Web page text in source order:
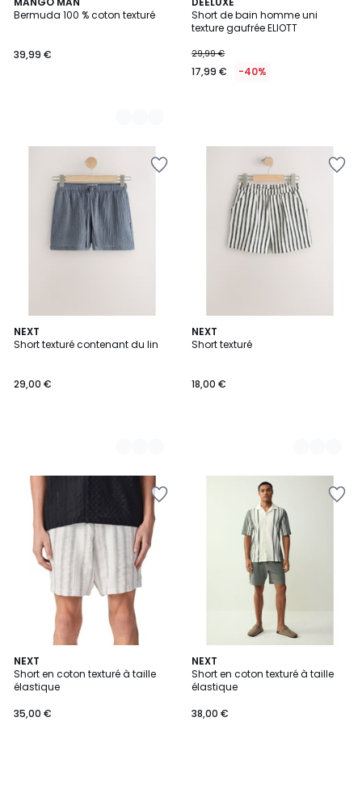
Bermuda 100 % coton texturé
39,99 €
2
Couleurs
Short de bain homme uni
texture gaufrée ELIOTT
29,99 €
17,99 € -40%
NEXT
Short texturé contenant du lin
29,00 €
2
Couleurs
NEXT
Short texturé
18,00 €
5
Couleurs
NEXT
Short en coton texturé à taille
élastique
35,00 €
NEXT
Short en coton texturé à taille
élastique
38,00 €